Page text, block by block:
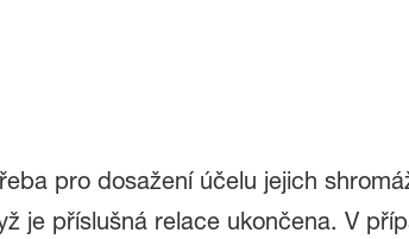
pro dosažení účelu jejich
je příslušná relace ukončena. V